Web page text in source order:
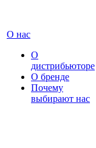
О нас
О
дистрибьюторе
О бренде
Почему
выбирают нас